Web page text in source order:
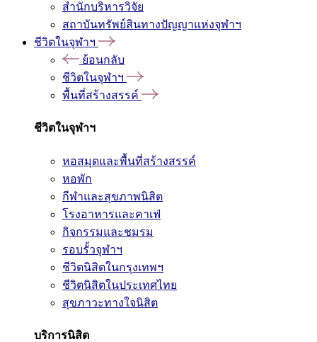
สำนักบริหารวิจัย
สถาบันทรัพย์สินทางปัญญาแห่งจุฬาฯ
ชีวิตในจุฬาฯ
ย้อนกลับ
ชีวิตในจุฬาฯ
พื้นที่สร้างสรรค์
ชีวิตในจุฬาฯ
หอสมุดและพื้นที่สร้างสรรค์
หอพัก
กีฬาและสุขภาพนิสิต
โรงอาหารและคาเฟ่
กิจกรรมและชมรม
รอบรั้วจุฬาฯ
ชีวิตนิสิตในกรุงเทพฯ
ชีวิตนิสิตในประเทศไทย
สุขภาวะทางใจนิสิต
บริการนิสิต